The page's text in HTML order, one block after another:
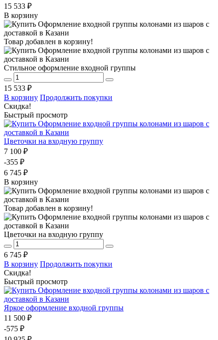
15 533 ₽
В корзину
Товар добавлен в корзину!
Стильное оформление входной группы
15 533 ₽
В корзину Продолжить покупки
Скидка!
Быстрый просмотр
Цветочки на входную группу
7 100 ₽
-355 ₽
6 745 ₽
В корзину
Товар добавлен в корзину!
Цветочки на входную группу
6 745 ₽
В корзину Продолжить покупки
Скидка!
Быстрый просмотр
Яркое оформление входной группы
11 500 ₽
-575 ₽